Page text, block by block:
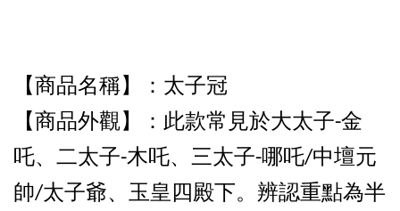
【商品名稱】：太子冠
【商品外觀】： 此款常見於大太子-金
吒、二太子-木吒、三太子-哪吒/中壇元
帥/太子爺、玉皇四殿下。辨認重點為半